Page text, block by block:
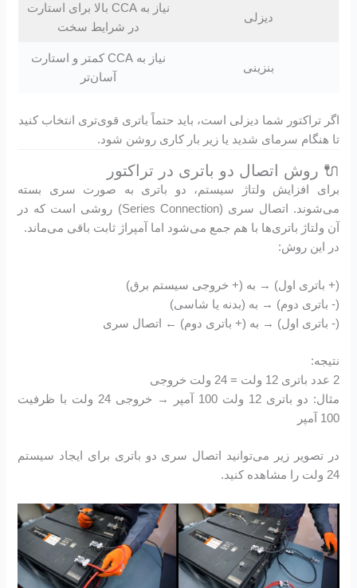
دیزلی
نیاز به CCA بالا برای استارت
در شرایط سخت
بنزینی
نیاز به CCA کمتر و استارت
آسان‌تر
اگر تراکتور شما دیزلی است، باید حتماً باتری قوی‌تری انتخاب کنید
تا هنگام سرمای شدید یا زیر بار کاری روشن شود.
🔌 روش اتصال دو باتری در تراکتور
برای افزایش ولتاژ سیستم، دو باتری به صورت سری بسته
می‌شوند. اتصال سری (Series Connection) روشی است که در
آن ولتاژ باتری‌ها با هم جمع می‌شود اما آمپراژ ثابت باقی می‌ماند.
در این روش:
(+ باتری اول) → به (+ خروجی سیستم برق)
(- باتری دوم) → به (بدنه یا شاسی)
(- باتری اول) → به (+ باتری دوم) ← اتصال سری
نتیجه:
2 عدد باتری 12 ولت = 24 ولت خروجی
مثال: دو باتری 12 ولت 100 آمپر → خروجی 24 ولت با ظرفیت
100 آمپر
در تصویر زیر می‌توانید اتصال سری دو باتری برای ایجاد سیستم
24 ولت را مشاهده کنید.